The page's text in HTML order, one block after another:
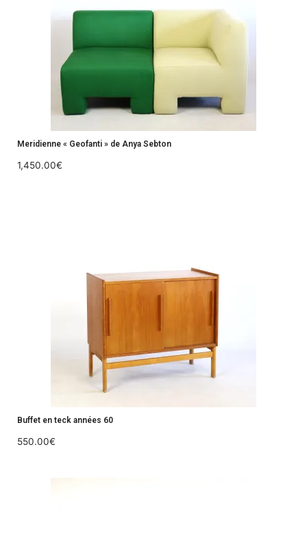
Meridienne « Geofanti » de Anya Sebton
1,450.00€
Buffet en teck années 60
550.00€